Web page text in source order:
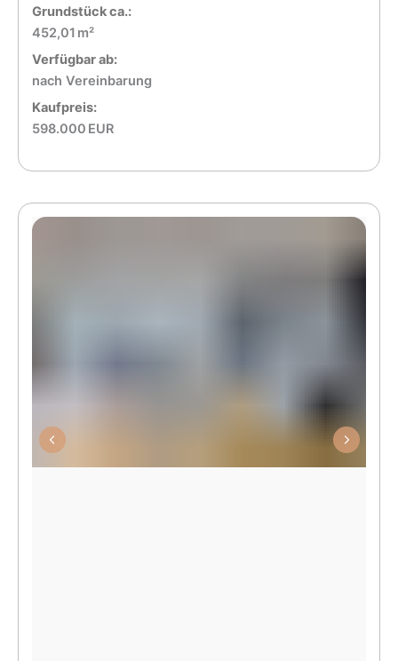
Grund­stück ca.:
452,01 m²
Verfügbar ab:
nach Vereinbarung
Kaufpreis:
598.000 EUR